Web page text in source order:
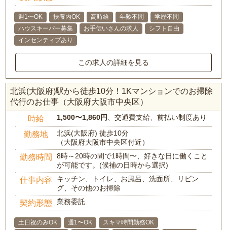
週1〜OK 扶養内OK 高時給 年齢不問
学歴不問
ハウスキーパー募集
お手伝いさんの求人
シフト自由
インセンティブあり
この求人の詳細を見る
北浜(大阪府)駅から徒歩10分！1Kマンションでのお掃除
代行のお仕事（大阪府大阪市中央区）
時給 1,500〜1,860円、交通費支給、前払い制度あり
勤務地
北浜(大阪府) 徒歩10分
（大阪府大阪市中央区付近）
勤務時間
8時～20時の間で1時間〜、好きな日に働くこと
が可能です。(候補の日時から選択)
仕事内容
キッチン、トイレ、お風呂、洗面所、リビン
グ、その他のお掃除
契約形態 業務委託
土日祝のみOK 週1〜OK
スキマ時間勤務OK